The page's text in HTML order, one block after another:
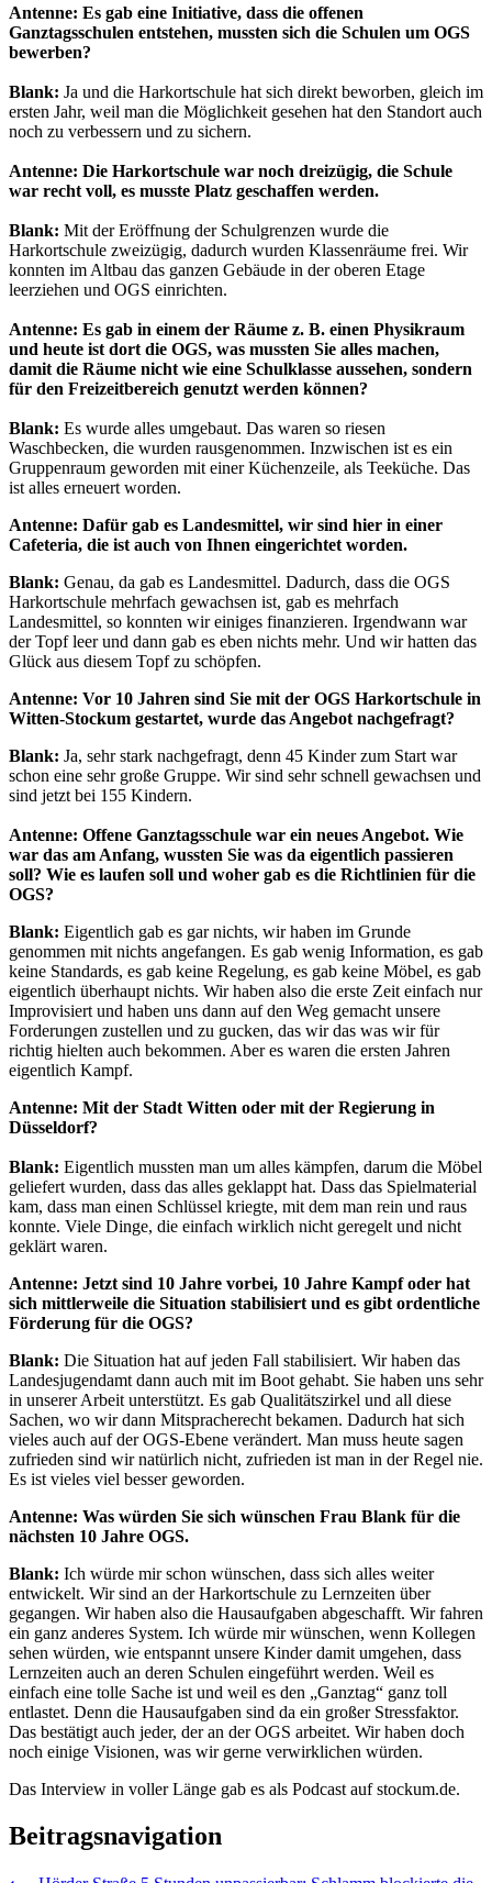
Antenne: Es gab eine Initiative, dass die offenen
Ganztagsschulen entstehen, mussten sich die Schulen um OGS
bewerben?
Blank: Ja und die Harkortschule hat sich direkt beworben, gleich im
ersten Jahr, weil man die Möglichkeit gesehen hat den Standort auch
noch zu verbessern und zu sichern.
Antenne: Die Harkortschule war noch dreizügig, die Schule
war recht voll, es musste Platz geschaffen werden.
Blank: Mit der Eröffnung der Schulgrenzen wurde die
Harkortschule zweizügig, dadurch wurden Klassenräume frei. Wir
konnten im Altbau das ganzen Gebäude in der oberen Etage
leerziehen und OGS einrichten.
Antenne: Es gab in einem der Räume z. B. einen Physikraum
und heute ist dort die OGS, was mussten Sie alles machen,
damit die Räume nicht wie eine Schulklasse aussehen, sondern
für den Freizeitbereich genutzt werden können?
Blank: Es wurde alles umgebaut. Das waren so riesen
Waschbecken, die wurden rausgenommen. Inzwischen ist es ein
Gruppenraum geworden mit einer Küchenzeile, als Teeküche. Das
ist alles erneuert worden.
Antenne: Dafür gab es Landesmittel, wir sind hier in einer
Cafeteria, die ist auch von Ihnen eingerichtet worden.
Blank: Genau, da gab es Landesmittel. Dadurch, dass die OGS
Harkortschule mehrfach gewachsen ist, gab es mehrfach
Landesmittel, so konnten wir einiges finanzieren. Irgendwann war
der Topf leer und dann gab es eben nichts mehr. Und wir hatten das
Glück aus diesem Topf zu schöpfen.
Antenne: Vor 10 Jahren sind Sie mit der OGS Harkortschule in
Witten-Stockum gestartet, wurde das Angebot nachgefragt?
Blank: Ja, sehr stark nachgefragt, denn 45 Kinder zum Start war
schon eine sehr große Gruppe. Wir sind sehr schnell gewachsen und
sind jetzt bei 155 Kindern.
Antenne: Offene Ganztagsschule war ein neues Angebot. Wie
war das am Anfang, wussten Sie was da eigentlich passieren
soll? Wie es laufen soll und woher gab es die Richtlinien für die
OGS?
Blank: Eigentlich gab es gar nichts, wir haben im Grunde
genommen mit nichts angefangen. Es gab wenig Information, es gab
keine Standards, es gab keine Regelung, es gab keine Möbel, es gab
eigentlich überhaupt nichts. Wir haben also die erste Zeit einfach nur
Improvisiert und haben uns dann auf den Weg gemacht unsere
Forderungen zustellen und zu gucken, das wir das was wir für
richtig hielten auch bekommen. Aber es waren die ersten Jahren
eigentlich Kampf.
Antenne: Mit der Stadt Witten oder mit der Regierung in
Düsseldorf?
Blank: Eigentlich mussten man um alles kämpfen, darum die Möbel
geliefert wurden, dass das alles geklappt hat. Dass das Spielmaterial
kam, dass man einen Schlüssel kriegte, mit dem man rein und raus
konnte. Viele Dinge, die einfach wirklich nicht geregelt und nicht
geklärt waren.
Antenne: Jetzt sind 10 Jahre vorbei, 10 Jahre Kampf oder hat
sich mittlerweile die Situation stabilisiert und es gibt ordentliche
Förderung für die OGS?
Blank: Die Situation hat auf jeden Fall stabilisiert. Wir haben das
Landesjugendamt dann auch mit im Boot gehabt. Sie haben uns sehr
in unserer Arbeit unterstützt. Es gab Qualitätszirkel und all diese
Sachen, wo wir dann Mitspracherecht bekamen. Dadurch hat sich
vieles auch auf der OGS-Ebene verändert. Man muss heute sagen
zufrieden sind wir natürlich nicht, zufrieden ist man in der Regel nie.
Es ist vieles viel besser geworden.
Antenne: Was würden Sie sich wünschen Frau Blank für die
nächsten 10 Jahre OGS.
Blank: Ich würde mir schon wünschen, dass sich alles weiter
entwickelt. Wir sind an der Harkortschule zu Lernzeiten über
gegangen. Wir haben also die Hausaufgaben abgeschafft. Wir fahren
ein ganz anderes System. Ich würde mir wünschen, wenn Kollegen
sehen würden, wie entspannt unsere Kinder damit umgehen, dass
Lernzeiten auch an deren Schulen eingeführt werden. Weil es
einfach eine tolle Sache ist und weil es den „Ganztag“ ganz toll
entlastet. Denn die Hausaufgaben sind da ein großer Stressfaktor.
Das bestätigt auch jeder, der an der OGS arbeitet. Wir haben doch
noch einige Visionen, was wir gerne verwirklichen würden.
Das Interview in voller Länge gab es als Podcast auf stockum.de.
Beitragsnavigation